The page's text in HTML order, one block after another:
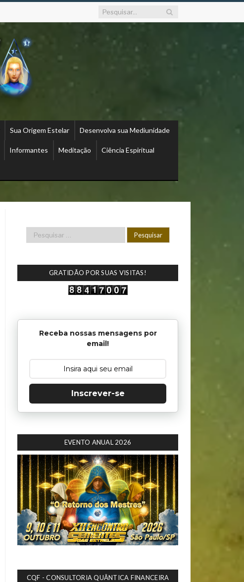
Sua Origem Estelar Desenvolva sua Mediunidade
Informantes Meditação Ciência Espiritual
GRATIDÃO POR SUAS VISITAS!
Receba nossas mensagens por
email!
Inscrever-se
EVENTO ANUAL 2026
CQF - CONSULTORIA QUÂNTICA FINANCEIRA